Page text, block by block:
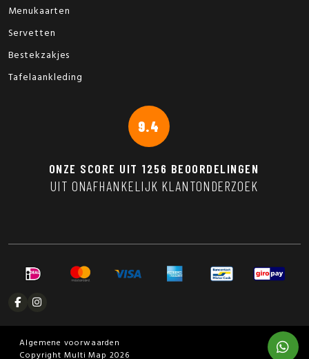
Menukaarten
Servetten
Bestekzakjes
Tafelaankleding
9.4
ONZE SCORE UIT 1256 BEOORDELINGEN
UIT ONAFHANKELIJK KLANTONDERZOEK
Algemene voorwaarden
Copyright Multi Map 2026